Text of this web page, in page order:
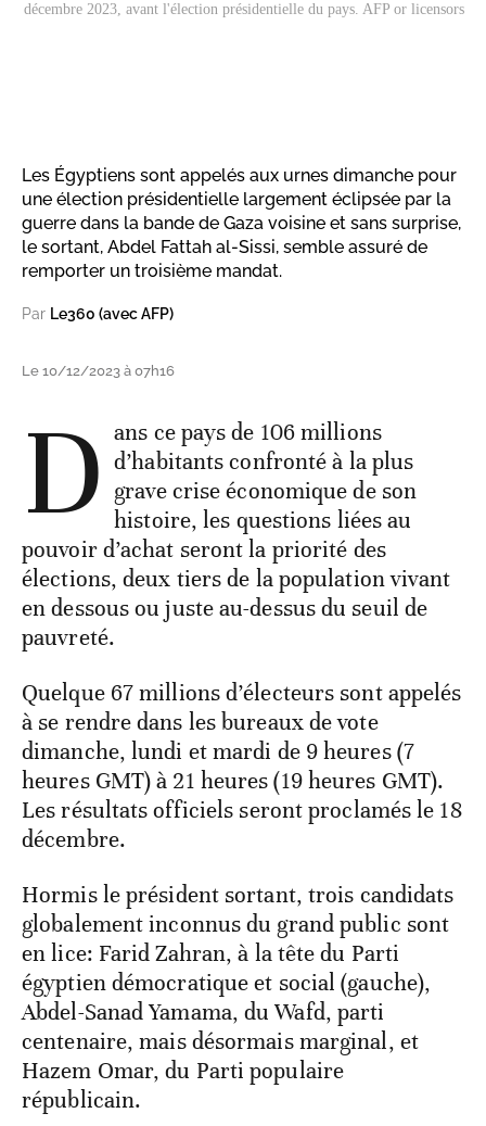
décembre 2023, avant l'élection présidentielle du pays. AFP or licensors
Les Égyptiens sont appelés aux urnes dimanche pour
une élection présidentielle largement éclipsée par la
guerre dans la bande de Gaza voisine et sans surprise,
le sortant, Abdel Fattah al-Sissi, semble assuré de
remporter un troisième mandat.
Par Le360 (avec AFP)
Le 10/12/2023 à 07h16
D ans ce pays de 106 millions
d’habitants confronté à la plus
grave crise économique de son
histoire, les questions liées au
pouvoir d’achat seront la priorité des
élections, deux tiers de la population vivant
en dessous ou juste au-dessus du seuil de
pauvreté.
Quelque 67 millions d’électeurs sont appelés
à se rendre dans les bureaux de vote
dimanche, lundi et mardi de 9 heures (7
heures GMT) à 21 heures (19 heures GMT).
Les résultats officiels seront proclamés le 18
décembre.
Hormis le président sortant, trois candidats
globalement inconnus du grand public sont
en lice: Farid Zahran, à la tête du Parti
égyptien démocratique et social (gauche),
Abdel-Sanad Yamama, du Wafd, parti
centenaire, mais désormais marginal, et
Hazem Omar, du Parti populaire
républicain.